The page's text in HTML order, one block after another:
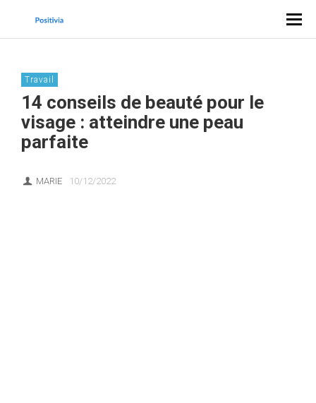
Travail
14 conseils de beauté pour le
visage : atteindre une peau
parfaite
MARIE 10/12/2022